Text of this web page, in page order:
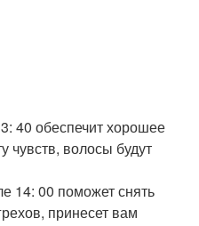
40 обеспечит хорошее
чувств, волосы будут
14: 00 поможет снять
принесет вам